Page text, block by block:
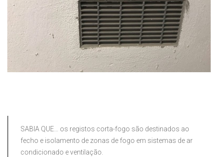
SABIA QUE… os registos corta-fogo são destinados ao
fecho e isolamento de zonas de fogo em sistemas de ar
condicionado e ventilação.